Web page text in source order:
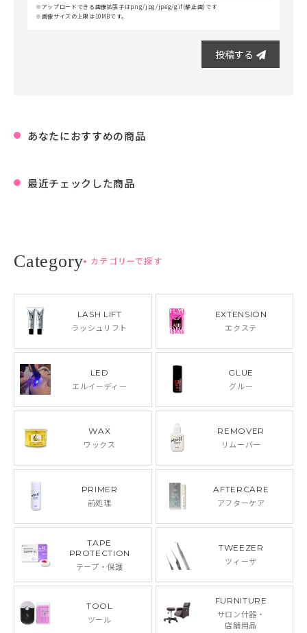
アップロードできる画像拡張子はpng/jpg/jpeg/gif(静止画)です
画像サイズの上限は10MBです。
投稿する
あなたにおすすめの商品
最近チェックした商品
カテゴリーで探す
LASH LIFT
ラッシュリフト
EXTENSION
エクステ
LED
エルイーディー
GLUE
グルー
WAX
ワックス
REMOVER
リムーバー
PRIMER
前処理
AFTERCARE
アフターケア
TAPE
PROTECTION
テープ・保護
TWEEZER
ツィーザ
TOOL
ツール
FURNITURE
サロン什器・
店舗用品